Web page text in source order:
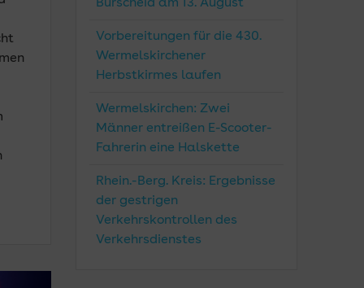
Burscheid am 13. August
Vorbereitungen für die 430.
Wermelskirchener
Herbstkirmes laufen
Wermelskirchen: Zwei
Männer entreißen E-Scooter-
Fahrerin eine Halskette
Rhein.-Berg. Kreis: Ergebnisse
der gestrigen
Verkehrskontrollen des
Verkehrsdienstes